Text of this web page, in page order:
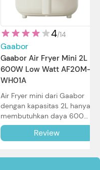
4/14
Gaabor
Gaabor Air Fryer Mini 2L
600W Low Watt AF20M-
WH01A
Air Fryer mini dari Gaabor
dengan kapasitas 2L hanya
membutuhkan daya 600W
dalam pemakaian. Simak
review selengkapnya di sini.
Review